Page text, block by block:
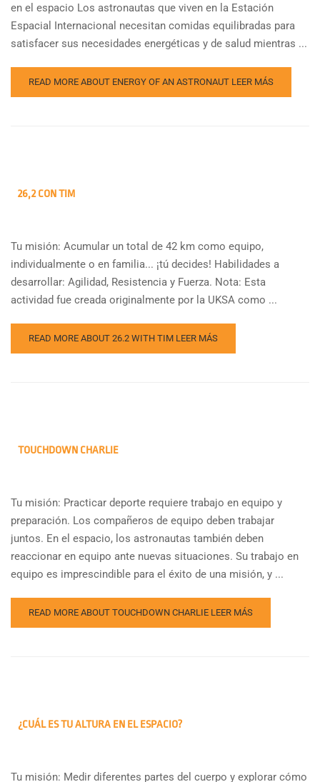
en el espacio Los astronautas que viven en la Estación
Espacial Internacional necesitan comidas equilibradas para
satisfacer sus necesidades energéticas y de salud mientras ...
READ MORE ABOUT ENERGY OF AN ASTRONAUT LEER MÁS
26,2 CON TIM
Tu misión: Acumular un total de 42 km como equipo,
individualmente o en familia... ¡tú decides! Habilidades a
desarrollar: Agilidad, Resistencia y Fuerza. Nota: Esta
actividad fue creada originalmente por la UKSA como ...
READ MORE ABOUT 26.2 WITH TIM LEER MÁS
TOUCHDOWN CHARLIE
Tu misión: Practicar deporte requiere trabajo en equipo y
preparación. Los compañeros de equipo deben trabajar
juntos. En el espacio, los astronautas también deben
reaccionar en equipo ante nuevas situaciones. Su trabajo en
equipo es imprescindible para el éxito de una misión, y ...
READ MORE ABOUT TOUCHDOWN CHARLIE LEER MÁS
¿CUÁL ES TU ALTURA EN EL ESPACIO?
Tu misión: Medir diferentes partes del cuerpo y explorar cómo